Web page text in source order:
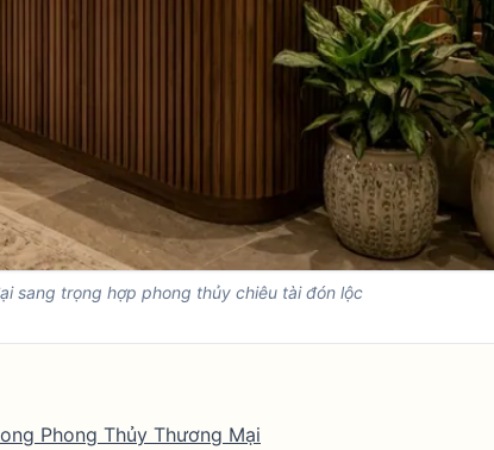
sang trọng hợp phong thủy chiêu tài đón lộc
Phong Thủy Thương Mại